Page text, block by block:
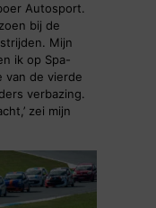
Autosport.
bij de
Mijn
ik op Spa-
van de vierde
verbazing.
zei mijn